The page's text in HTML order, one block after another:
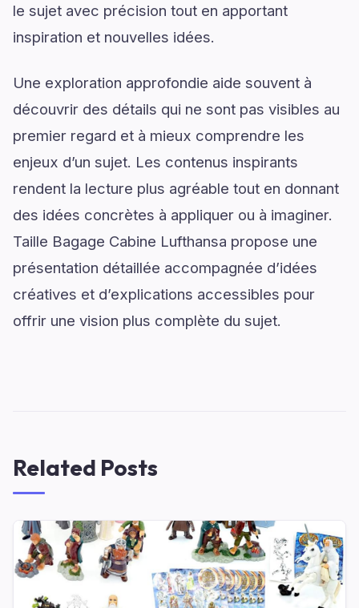
le sujet avec précision tout en apportant
inspiration et nouvelles idées.
Une exploration approfondie aide souvent à
découvrir des détails qui ne sont pas visibles au
premier regard et à mieux comprendre les
enjeux d’un sujet. Les contenus inspirants
rendent la lecture plus agréable tout en donnant
des idées concrètes à appliquer ou à imaginer.
Taille Bagage Cabine Lufthansa propose une
présentation détaillée accompagnée d’idées
créatives et d’explications accessibles pour
offrir une vision plus complète du sujet.
Related Posts